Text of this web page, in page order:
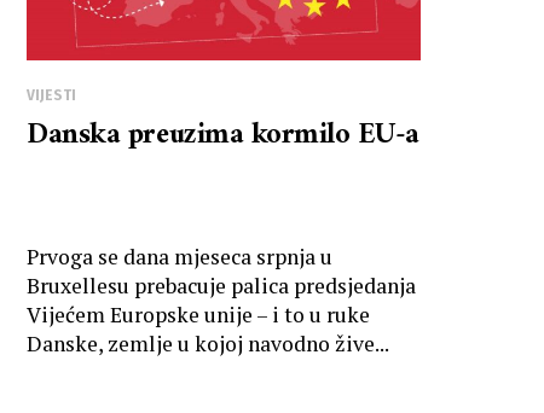
VIJESTI
Danska preuzima kormilo EU-a
Prvoga se dana mjeseca srpnja u
Bruxellesu prebacuje palica predsjedanja
Vijećem Europske unije – i to u ruke
Danske, zemlje u kojoj navodno žive...